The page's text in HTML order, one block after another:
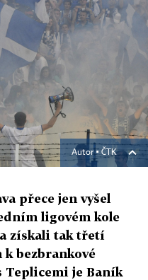
Autor ▪ ČTK
přece jen vyšel
ligovém kole
získali tak třetí
k bezbrankové
Teplicemi je Baník